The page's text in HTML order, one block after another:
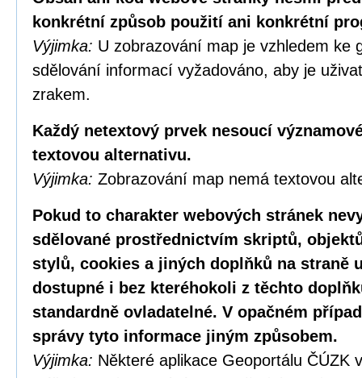
konkrétní způsob použití ani konkrétní
Výjimka: U zobrazování map je vzhledem ke
sdělování informací vyžadováno, aby je
zrakem.
Každý netextový prvek nesoucí
textovou alternativu.
Výjimka: Zobrazování map nemá textovou
Pokud to charakter webových stránek
sdělované prostřednictvím skriptů,
stylů, cookies a jiných doplňků na straně
dostupné i bez kteréhokoli z těchto
standardně ovladatelné. V opačném
správy tyto informace jiným způsobem.
Výjimka: Některé aplikace Geoportálu ČÚZK